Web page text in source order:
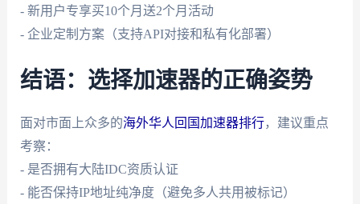
- 新用户专享买10个月送2个月活动
- 企业定制方案（支持API对接和私有化部署）
结语：选择加速器的正确姿势
面对市面上众多的海外华人回国加速器排行，建议重点
考察：
- 是否拥有大陆IDC资质认证
- 能否保持IP地址纯净度（避免多人共用被标记）